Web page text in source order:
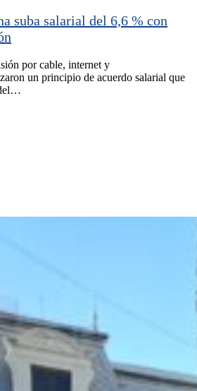
suba salarial del 6,6 % con
por cable, internet y
un principio de acuerdo salarial que